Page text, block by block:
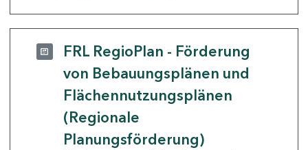
FRL RegioPlan - Förderung
von Bebauungsplänen und
Flächennutzungsplänen
(Regionale
Planungsförderung)